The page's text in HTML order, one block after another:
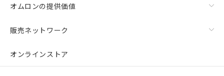
オムロンの提供価値
販売ネットワーク
オンラインストア